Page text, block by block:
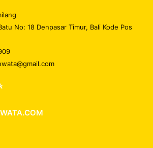
No: 18 Denpasar Timur, Bali Kode Pos